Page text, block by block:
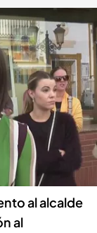
un vecino
Sevilla,
a la
sufre
al alcalde
al